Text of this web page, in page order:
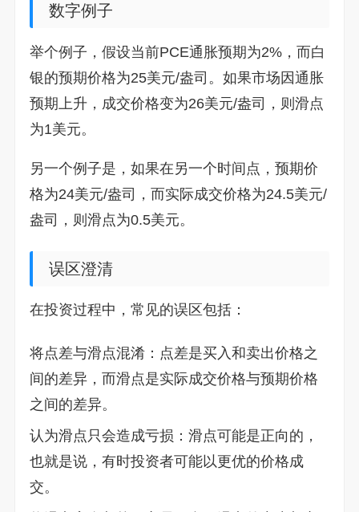
数字例子
举个例子，假设当前PCE通胀预期为2%，而白
银的预期价格为25美元/盎司。如果市场因通胀
预期上升，成交价格变为26美元/盎司，则滑点
为1美元。
另一个例子是，如果在另一个时间点，预期价
格为24美元/盎司，而实际成交价格为24.5美元/
盎司，则滑点为0.5美元。
误区澄清
在投资过程中，常见的误区包括：
将点差与滑点混淆：点差是买入和卖出价格之
间的差异，而滑点是实际成交价格与预期价格
之间的差异。
认为滑点只会造成亏损：滑点可能是正向的，
也就是说，有时投资者可能以更优的价格成
交。